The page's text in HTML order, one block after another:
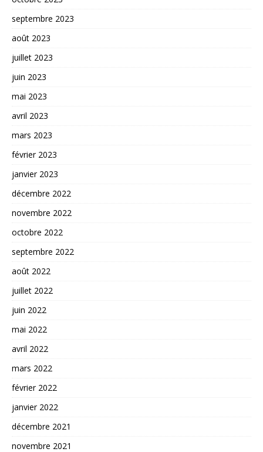
septembre 2023
août 2023
juillet 2023
juin 2023
mai 2023
avril 2023
mars 2023
février 2023
janvier 2023
décembre 2022
novembre 2022
octobre 2022
septembre 2022
août 2022
juillet 2022
juin 2022
mai 2022
avril 2022
mars 2022
février 2022
janvier 2022
décembre 2021
novembre 2021